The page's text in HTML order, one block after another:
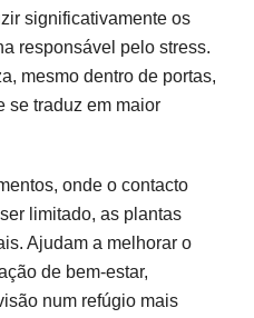
significativamente os
responsável pelo stress.
mesmo dentro de portas,
se traduz em maior
onde o contacto
limitado, as plantas
Ajudam a melhorar o
de bem-estar,
num refúgio mais